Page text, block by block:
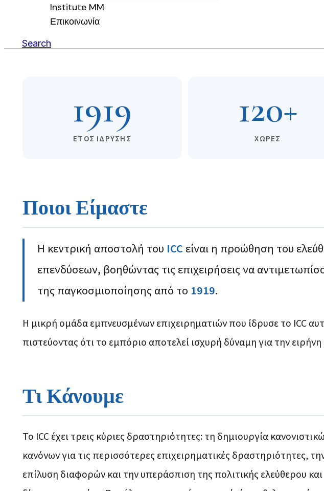
Institute MM
Επικοινωνία
Search
1919
EΤΟΣ IΔΡΥΣΗΣ
120+
ΧΩΡΕΣ
Ποιοι Είμαστε
Η κεντρική αποστολή του ICC είναι η προώθηση του
επενδύσεων, βοηθώντας τις επιχειρήσεις να
της παγκοσμιοποίησης από το 1919.
Η μικρή ομάδα εμπνευσμένων επιχειρηματιών που ίδρυσε το ICC
πιστεύοντας ότι το εμπόριο αποτελεί ισχυρή δύναμη για την
Τι Κάνουμε
Το ICC έχει τρεις κύριες δραστηριότητες: τη δημιουργία
κανόνων για τις περισσότερες επιχειρηματικές δραστηριότητες,
επίλυση διαφορών και την υπεράσπιση της πολιτικής ελεύθερου και